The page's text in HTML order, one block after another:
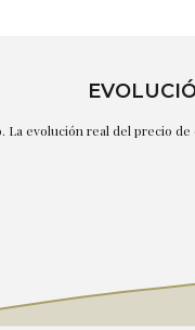
La evolución real del precio